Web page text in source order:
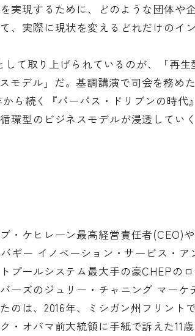
実現するために、どのような団体や
、実際に現状を変えるどれだけのイ
て取り上げられているのが、「再生
モデル」だ。基調講演で司会を務めた
ら続く『パーパス・ドリブンの時代
環型のビジネスモデルが浸透してい
・ケヒレーン最高経営責任者(CEO)
ギー イノベーション・サービス・ア
プールシステム最大手の豪CHEPの
ーズのジュリー・チャニング マーケ
のは、2016年、ミシガン州フリント
・オバマ前大統領に手紙で訴えた11